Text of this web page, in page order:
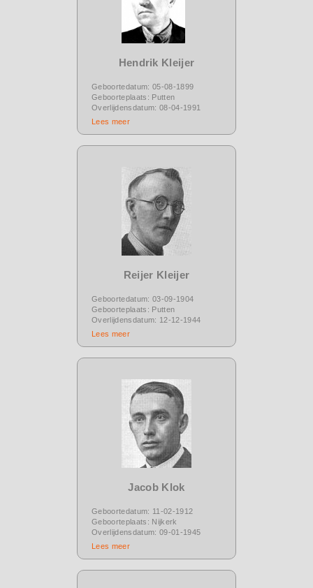
Hendrik Kleijer
Geboortedatum: 05-08-1899
Geboorteplaats: Putten
Overlijdensdatum: 08-04-1991
Lees meer
Reijer Kleijer
Geboortedatum: 03-09-1904
Geboorteplaats: Putten
Overlijdensdatum: 12-12-1944
Lees meer
Jacob Klok
Geboortedatum: 11-02-1912
Geboorteplaats: Nijkerk
Overlijdensdatum: 09-01-1945
Lees meer